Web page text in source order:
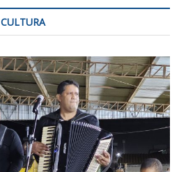
CULTURA